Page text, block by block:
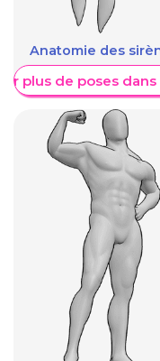
Anatomie des
plus de poses dans